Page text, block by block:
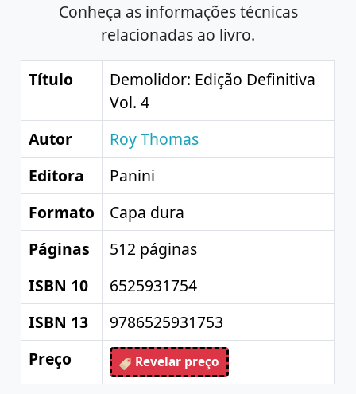
Conheça as informações técnicas
relacionadas ao livro.
Título
Demolidor: Edição Definitiva
Vol. 4
Autor
Roy Thomas
Editora
Panini
Formato
Capa dura
Páginas
512 páginas
ISBN 10
6525931754
ISBN 13
9786525931753
Preço
Revelar preço